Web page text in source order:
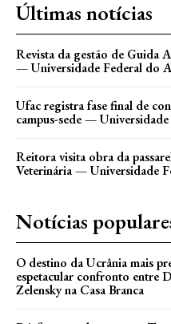
Últimas notícias
Revista da gestão de Guida
— Universidade Federal do
Ufac registra fase final de
campus-sede —
Reitora visita obra da
Veterinária — Universidade
Notícias
O destino da Ucrânia mais
espetacular confronto entre
Zelensky na Casa Branca